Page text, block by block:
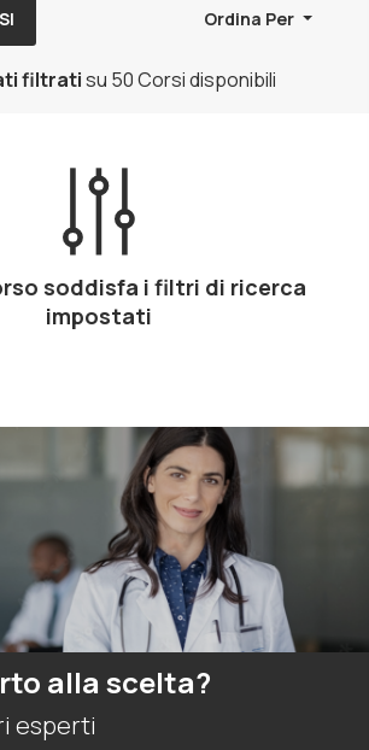
Ordina Per
filtratisu 50 Corsi disponibili
soddisfa i filtri di ricerca
impostati
alla scelta?
esperti